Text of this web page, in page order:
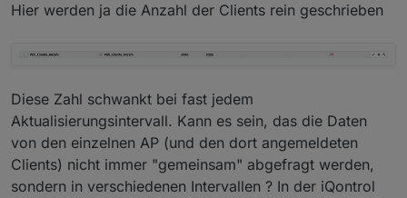
Hier werden ja die Anzahl der Clients rein geschrieben
Diese Zahl schwankt bei fast jedem
Aktualisierungsintervall. Kann es sein, das die Daten
von den einzelnen AP (und den dort angemeldeten
Clients) nicht immer "gemeinsam" abgefragt werden,
sondern in verschiedenen Intervallen ? In der iQontrol